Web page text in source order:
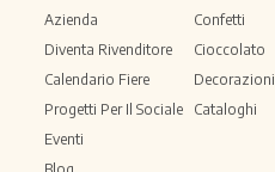
Azienda
Diventa Rivenditore
Calendario Fiere
Progetti Per Il Sociale
Eventi
Confetti
Cioccolato
Decorazioni
Cataloghi